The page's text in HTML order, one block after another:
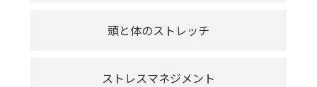
頭と体のストレッチ
ストレスマネジメント